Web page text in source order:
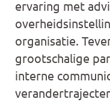
ervaring met
organisatie.
grootschalige
interne